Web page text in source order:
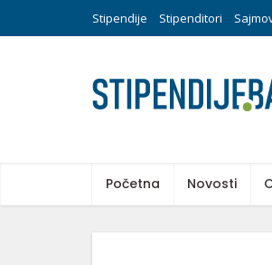
Stipendije Stipenditori
Početna Novosti